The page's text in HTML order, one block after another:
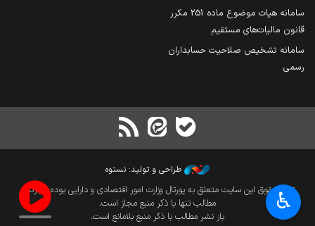
سامانه هیات موضوع ماده 251 مکرر
قانون مالیات‌های مستقیم
سامانه تشخیص صلاحیت حسابداران
رسمی
طراحی و تولید: نستوه
تمام حقوق این سایت متعلق به پورتال وزارت امور اقتصادی و دارایی بوده و بازنشر
مطالب تنها با ذکر منبع مجاز است.
باز نشر مطالب با ذکر منبع بلامانع است.
♿︎